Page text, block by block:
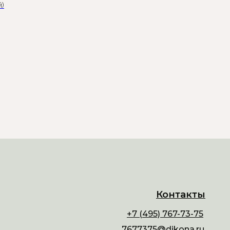
Контакты
+7 (495) 767-73-75